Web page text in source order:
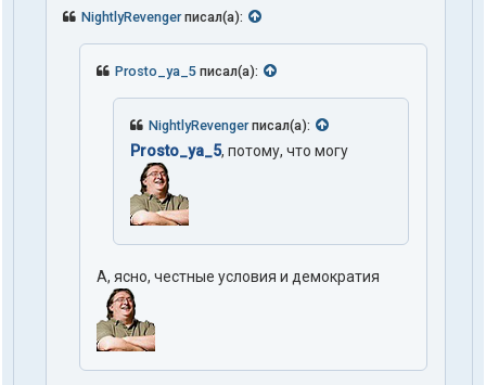
NightlyRevengerписал(а):
Prosto_ya_5 писал(а):
NightlyRevengerписал(а):
Prosto_ya_5, потому, что могу
А, ясно, честные условия и демократия